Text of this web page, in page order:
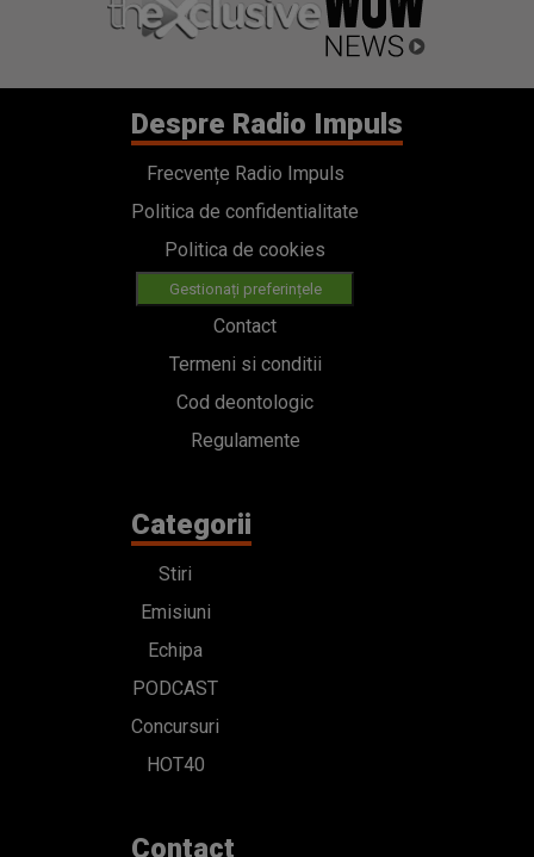
Despre Radio Impuls
Frecvențe Radio Impuls
Politica de confidentialitate
Politica de cookies
Gestionați preferințele
Contact
Termeni si conditii
Cod deontologic
Regulamente
Categorii
Stiri
Emisiuni
Echipa
PODCAST
Concursuri
HOT40
Contact